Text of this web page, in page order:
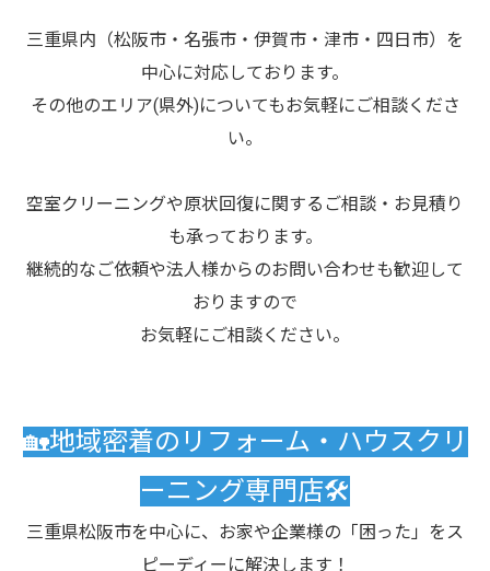
三重県内（松阪市・名張市・伊賀市・津市・四日市）を
中心に対応しております。
その他のエリア(県外)についてもお気軽にご相談くださ
い。
空室クリーニングや原状回復に関するご相談・お見積り
も承っております。
継続的なご依頼や法人様からのお問い合わせも歓迎して
おりますので
お気軽にご相談ください。
🏡地域密着のリフォーム・ハウスクリ
ーニング専門店🛠️
三重県松阪市を中心に、お家や企業様の「困った」をス
ピーディーに解決します！